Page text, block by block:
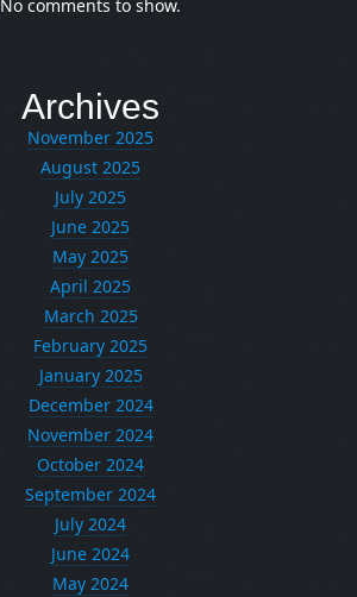
No comments to show.
Archives
November 2025
August 2025
July 2025
June 2025
May 2025
April 2025
March 2025
February 2025
January 2025
December 2024
November 2024
October 2024
September 2024
July 2024
June 2024
May 2024